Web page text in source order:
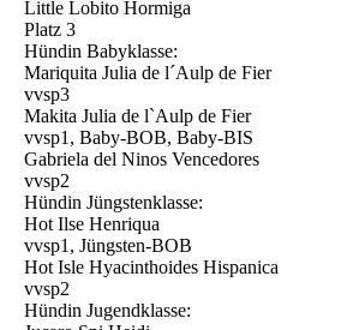
Little Lobito Hormiga
Platz 3
Hündin Babyklasse:
Mariquita Julia de l´Aulp de Fier
vvsp3
Makita Julia de l`Aulp de Fier
vvsp1, Baby-BOB, Baby-BIS
Gabriela del Ninos Vencedores
vvsp2
Hündin Jüngstenklasse:
Hot Ilse Henriqua
vvsp1, Jüngsten-BOB
Hot Isle Hyacinthoides Hispanica
vvsp2
Hündin Jugendklasse: